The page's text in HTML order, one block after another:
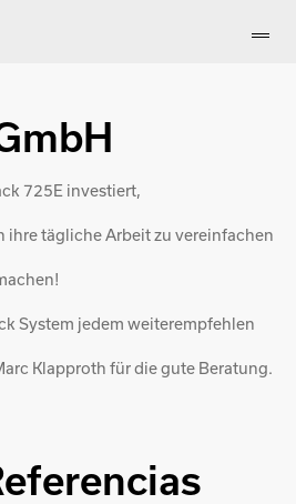
725E investiert,
ihre tägliche Arbeit zu vereinfachen
System jedem weiterempfehlen
Klapproth für die gute Beratung.